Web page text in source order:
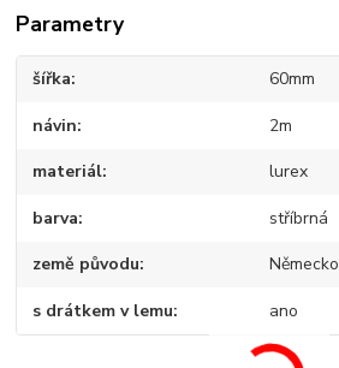
Parametry
šířka 60mm
návin 2m
materiál lurex
barva stříbrná
země původu Německo
s drátkem v lemu ano